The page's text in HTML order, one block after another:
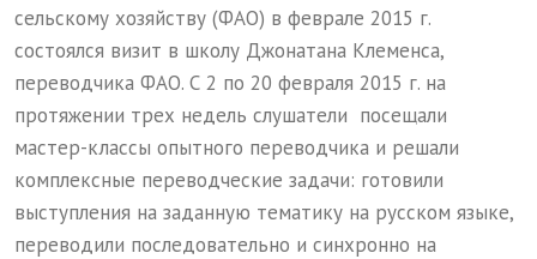
сельскому хозяйству (ФАО) в феврале 2015 г.
состоялся визит в школу Джонатана Клеменса,
переводчика ФАО. С 2 по 20 февраля 2015 г. на
протяжении трех недель слушатели посещали
мастер-классы опытного переводчика и решали
комплексные переводческие задачи: готовили
выступления на заданную тематику на русском языке,
переводили последовательно и синхронно на